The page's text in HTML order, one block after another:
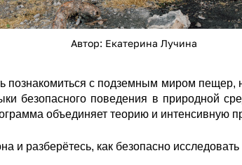
Автор: Екатерина Лучина
познакомиться с подземным миром пещер,
безопасного поведения в природной
объединяет теорию и интенсивную
и разберётесь, как безопасно